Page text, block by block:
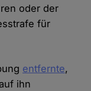
oder der
für
entfernte,
ihn